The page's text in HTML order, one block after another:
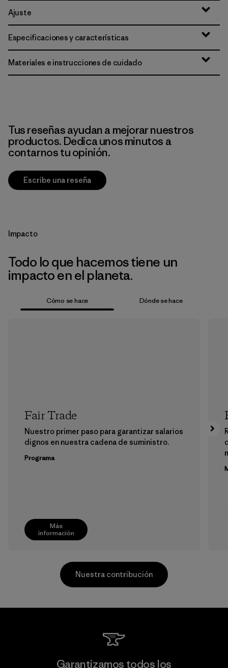
Ajuste
Especificaciones y características
Materiales e instrucciones de cuidado
Tus reseñas ayudan a mejorar nuestros
productos. Dedica unos minutos a
contarnos tu opinión.
Escribe una reseña
Impacto
Todo lo que hacemos tiene un
impacto en el planeta.
Cómo se hace Dónde se hace
Más
información
Fair Trade
Nuestro primer paso para garantizar salarios
dignos en nuestra cadena de suministro.
Programa
Singtex Industrial
Nuestra contribución
Garantizamos todos los